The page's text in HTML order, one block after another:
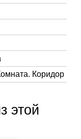
Коридор
этой